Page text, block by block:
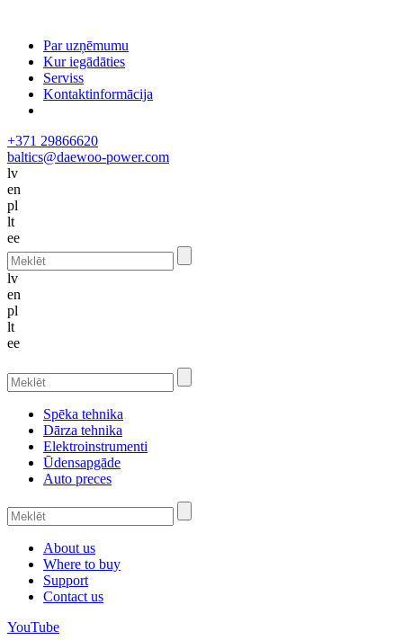
Par uzņēmumu
Kur iegādāties
Serviss
Kontaktinformācija
+371 29866620
baltics@daewoo-power.com
lv
en
pl
lt
ee
lv
en
pl
lt
ee
Spēka tehnika
Dārza tehnika
Elektroinstrumenti
Ūdensapgāde
Auto preces
About us
Where to buy
Support
Contact us
YouTube